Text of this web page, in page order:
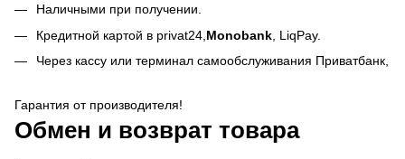
Наличными при получении.
Кредитной картой в privat24, Monobank LiqPay.
Через кассу или терминал самообслуживания Приватбанк,
Гарантия от производителя!
Обмен и возврат товара